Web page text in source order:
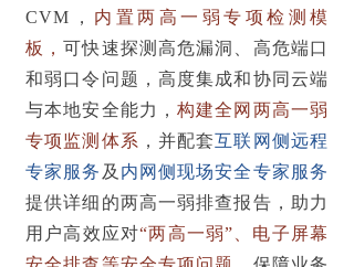
CVM， 内置两高一弱专项检测模
板，可快速探测高危漏洞、高危端口
和弱口令问题，高度集成和协同云端
与本地安全能力，构建全网两高一弱
专项监测体系 ，并配套互联网侧远程
专家服务 及 内网侧现场安全专家服务
提供详细的两高一弱排查报告，助力
用户高效应对“两高一弱”、电子屏幕